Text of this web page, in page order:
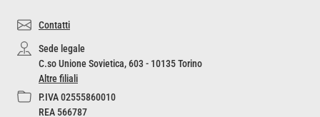
Contatti
Sede legale
C.so Unione Sovietica, 603 - 10135 Torino
Altre filiali
P.IVA 02555860010
REA 566787